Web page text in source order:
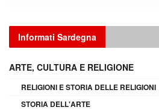
Informati Sardegna
ARTE, CULTURA E RELIGIONE
RELIGIONI E STORIA DELLE RELIGIONI
STORIA DELL'ARTE